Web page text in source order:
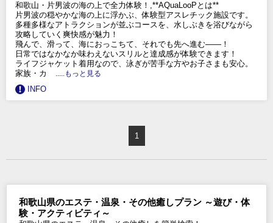
和歌山・片男波の海の上で全力体験！,**AQuaLooPとは**
片男波の穏やかな海の上に浮かぶ、体験型アスレチック施設です。
多種多様なアトラクションが並ぶコースを、水しぶきを浴びながら
攻略していく爽快感が魅力！
飛んで、滑って、海におっこちて、それでも先へ進む——！
日常ではなかなか味わえないスリルと達成感が体験できます！
ライフジャケット着用なので、泳ぎが苦手な方やお子さまも安心。
家族・カ
.....もっと見る
INFO
1
和歌山県のエステ・温泉・その他癒しプラン ～遊び・体
験・アクティビティ～